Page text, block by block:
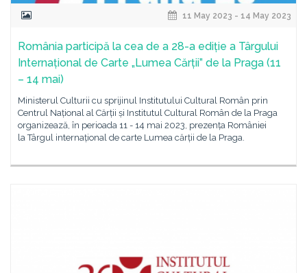
11 May 2023 - 14 May 2023
România participă la cea de a 28-a ediție a Târgului
Internațional de Carte „Lumea Cărții” de la Praga (11
– 14 mai)
Ministerul Culturii cu sprijinul Institutului Cultural Român prin
Centrul Național al Cărții și Institutul Cultural Român de la Praga
organizează, în perioada 11 - 14 mai 2023, prezența României
la Târgul internațional de carte Lumea cărții de la Praga.